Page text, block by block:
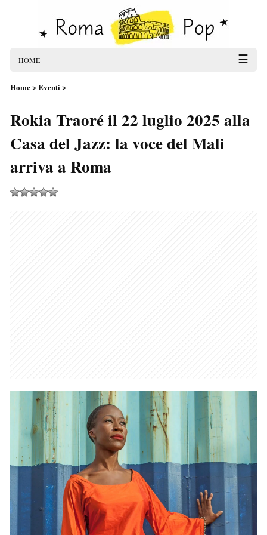
HOME ☰
Home>Eventi>
Rokia Traoré il 22 luglio 2025 alla
Casa del Jazz: la voce del Mali
arriva a Roma